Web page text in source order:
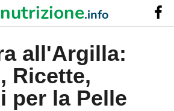
all'Argilla:
Ricette,
per la Pelle
nutrizione.info